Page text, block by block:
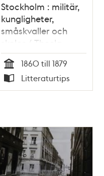
Stockholm : militär,
kungligheter,
småskvaller och
skolor / Thecla
Wrangel
Tid
1860 till 1879
Typ
Litteraturtips